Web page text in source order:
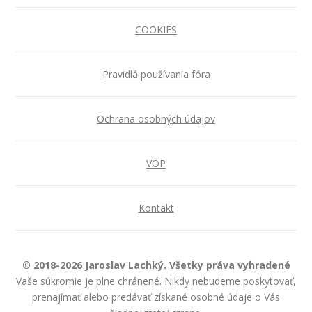
COOKIES
Pravidlá používania fóra
Ochrana osobných údajov
VOP
Kontakt
© 2018-2026 Jaroslav Lachký. Všetky práva vyhradené
Vaše súkromie je plne chránené. Nikdy nebudeme poskytovať,
prenajímať alebo predávať získané osobné údaje o Vás